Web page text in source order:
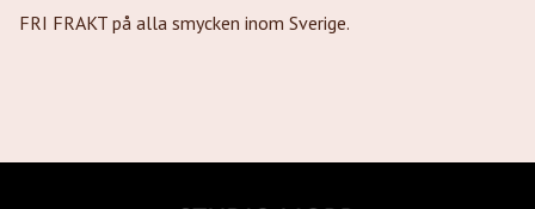
FRI FRAKT på alla smycken inom Sverige.